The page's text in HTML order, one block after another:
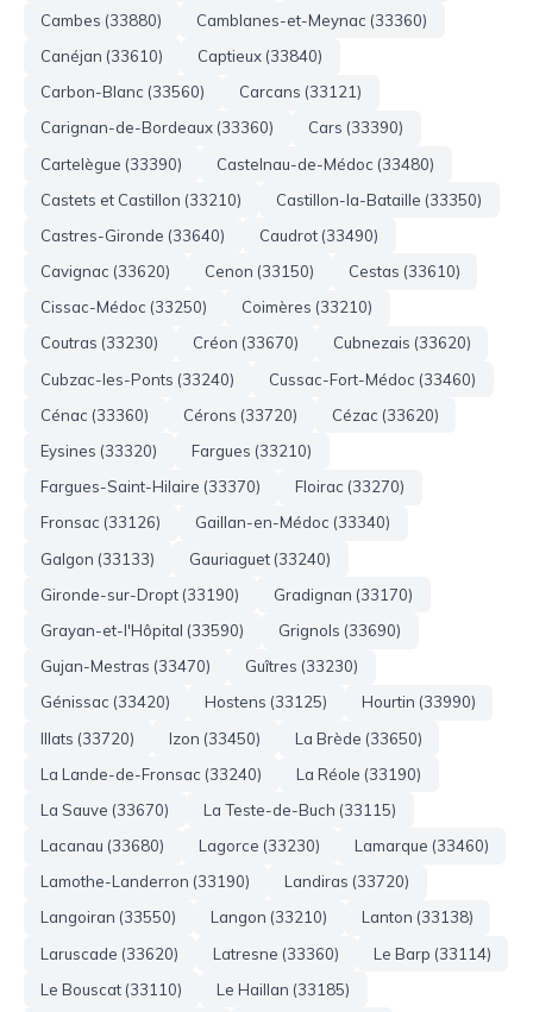
Cambes (33880)
Camblanes-et-Meynac (33360)
Canéjan (33610)
Captieux (33840)
Carbon-Blanc (33560)
Carcans (33121)
Carignan-de-Bordeaux (33360)
Cars (33390)
Cartelègue (33390)
Castelnau-de-Médoc (33480)
Castets et Castillon (33210)
Castillon-la-Bataille (33350)
Castres-Gironde (33640)
Caudrot (33490)
Cavignac (33620)
Cenon (33150)
Cestas (33610)
Cissac-Médoc (33250)
Coimères (33210)
Coutras (33230)
Créon (33670)
Cubnezais (33620)
Cubzac-les-Ponts (33240)
Cussac-Fort-Médoc (33460)
Cénac (33360)
Cérons (33720)
Cézac (33620)
Eysines (33320)
Fargues (33210)
Fargues-Saint-Hilaire (33370)
Floirac (33270)
Fronsac (33126)
Gaillan-en-Médoc (33340)
Galgon (33133)
Gauriaguet (33240)
Gironde-sur-Dropt (33190)
Gradignan (33170)
Grayan-et-l'Hôpital (33590)
Grignols (33690)
Gujan-Mestras (33470)
Guîtres (33230)
Génissac (33420)
Hostens (33125)
Hourtin (33990)
Illats (33720)
Izon (33450)
La Brède (33650)
La Lande-de-Fronsac (33240)
La Réole (33190)
La Sauve (33670)
La Teste-de-Buch (33115)
Lacanau (33680)
Lagorce (33230)
Lamarque (33460)
Lamothe-Landerron (33190)
Landiras (33720)
Langoiran (33550)
Langon (33210)
Lanton (33138)
Laruscade (33620)
Latresne (33360)
Le Barp (33114)
Le Bouscat (33110)
Le Haillan (33185)